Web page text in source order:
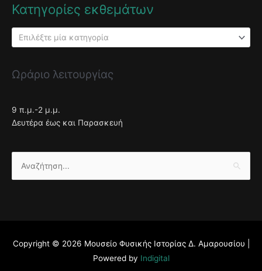
Κατηγορίες εκθεμάτων
Επιλέξτε μία κατηγορία
Ωράριο λειτουργίας
9 π.μ.-2 μ.μ.
Δευτέρα έως και Παρασκευή
Αναζήτηση
για:
Copyright © 2026 Μουσείο Φυσικής Ιστορίας Δ. Αμαρουσίου
Powered by Indigital